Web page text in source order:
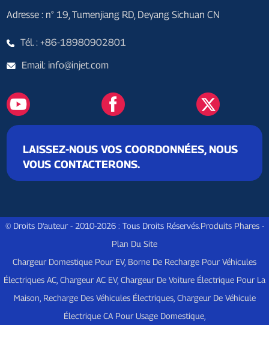
Adresse : n° 19, Tumenjiang RD, Deyang Sichuan CN
Tél. : +86-18980902801
Email: info@injet.com
LAISSEZ-NOUS VOS COORDONNÉES, NOUS
VOUS CONTACTERONS.
© Droits D'auteur - 2010-2026 : Tous Droits Réservés.Produits Phares-
Plan Du Site
Chargeur Domestique Pour EV, Borne De Recharge Pour Véhicules
Électriques AC Chargeur AC EV, Chargeur De Voiture Électrique Pour La
Maison Recharge Des Véhicules Électriques, Chargeur De Véhicule
Électrique CA Pour Usage Domestique,